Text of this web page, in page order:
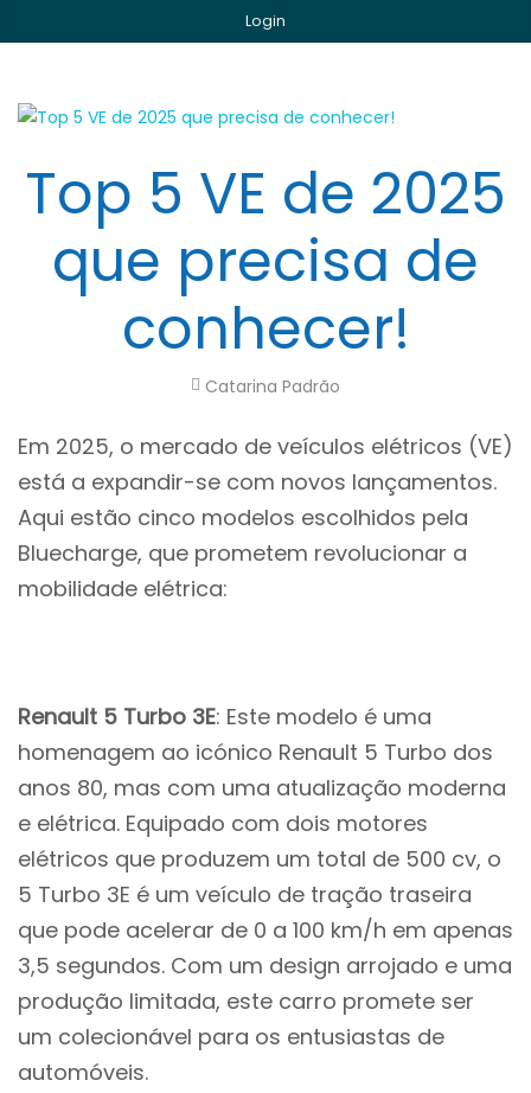
Login
Top 5 VE de 2025
que precisa de
conhecer!
Catarina Padrão
Em 2025, o mercado de veículos elétricos (VE)
está a expandir-se com novos lançamentos.
Aqui estão cinco modelos escolhidos pela
Bluecharge, que prometem revolucionar a
mobilidade elétrica:
Renault 5 Turbo 3E: Este modelo é uma
homenagem ao icónico Renault 5 Turbo dos
anos 80, mas com uma atualização moderna
e elétrica. Equipado com dois motores
elétricos que produzem um total de 500 cv, o
5 Turbo 3E é um veículo de tração traseira
que pode acelerar de 0 a 100 km/h em apenas
3,5 segundos. Com um design arrojado e uma
produção limitada, este carro promete ser
um colecionável para os entusiastas de
automóveis.